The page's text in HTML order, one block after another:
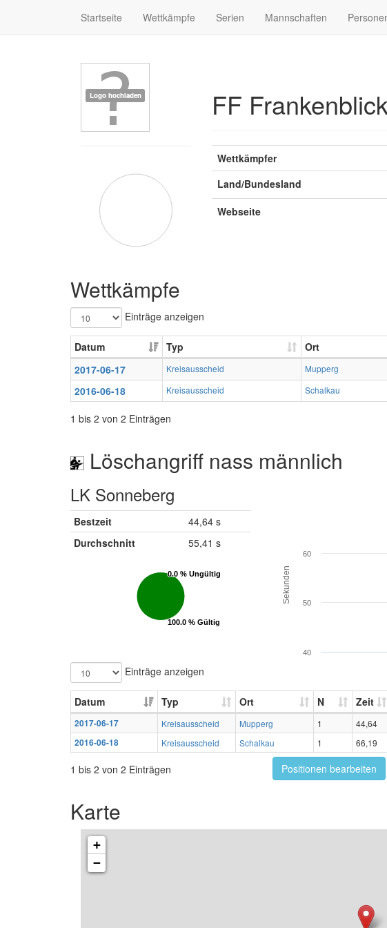
Startseite Wettkämpfe Serien Mannschaften
FF
Wettkämpfer
Land/Bundesland
Webseite
Wettkämpfe
Einträge anzeigen
Datum Typ Ort
2017-06-17
Kreisausscheid Mupperg
2016-06-18
Kreisausscheid Schalkau
1 bis 2 von 2 Einträgen
Löschangriff nass männlich
LK Sonneberg
Bestzeit
44,64 s
Durchschnitt
55,41 s
0.0 % Ungültig
0.0 % Ungültig
100.0 % Gültig
100.0 % Gültig
Sekunden
40
50
60
Einträge anzeigen
Datum Typ Ort N Zeit
2017-06-17 Kreisausscheid Mupperg 1
44,64
2016-06-18
Kreisausscheid Schalkau 1 66,19
1 bis 2 von 2 Einträgen Positionen bearbeiten
Karte
+
−